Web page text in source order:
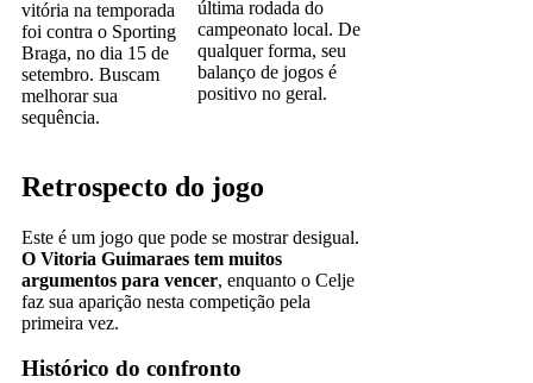
vitória na temporada
foi contra o Sporting
Braga, no dia 15 de
setembro. Buscam
melhorar sua
sequência.
última rodada do
campeonato local. De
qualquer forma, seu
balanço de jogos é
positivo no geral.
Retrospecto do jogo
Este é um jogo que pode se mostrar desigual.
O Vitoria Guimaraes tem muitos
argumentos para vencer, enquanto o Celje
faz sua aparição nesta competição pela
primeira vez.
Histórico do confronto